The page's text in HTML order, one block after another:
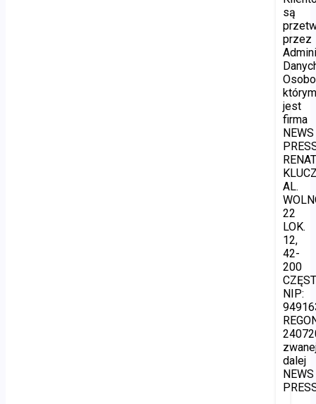
są
przez
jest
firma
NEWS
AL.
22
LOK.
12,
42-
200
NIP:
dalej
NEWS